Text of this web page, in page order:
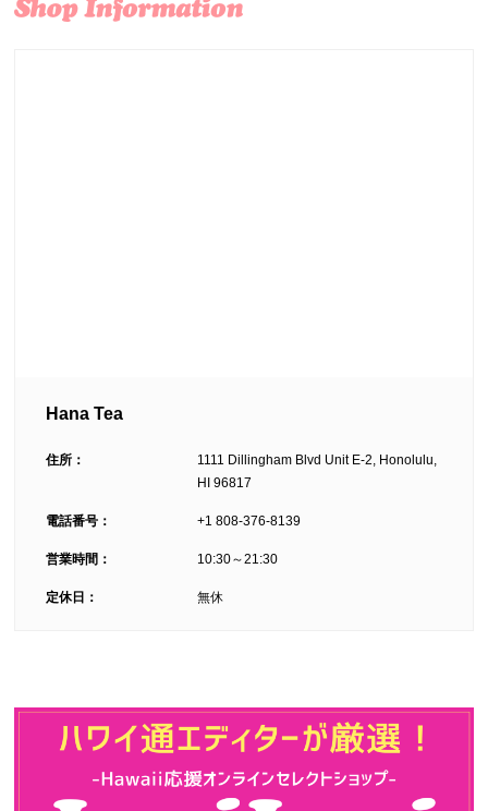
Hana Tea
住所：
1111 Dillingham Blvd Unit E-2, Honolulu,
HI 96817
電話番号： +1 808-376-8139
営業時間： 10:30～21:30
定休日： 無休